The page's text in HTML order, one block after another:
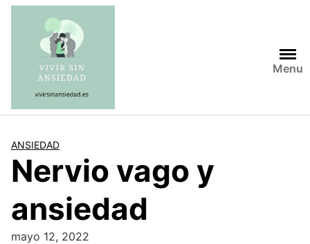
Saltar
contenido
Menu
ANSIEDAD
Nervio vago y
ansiedad
mayo 12, 2022